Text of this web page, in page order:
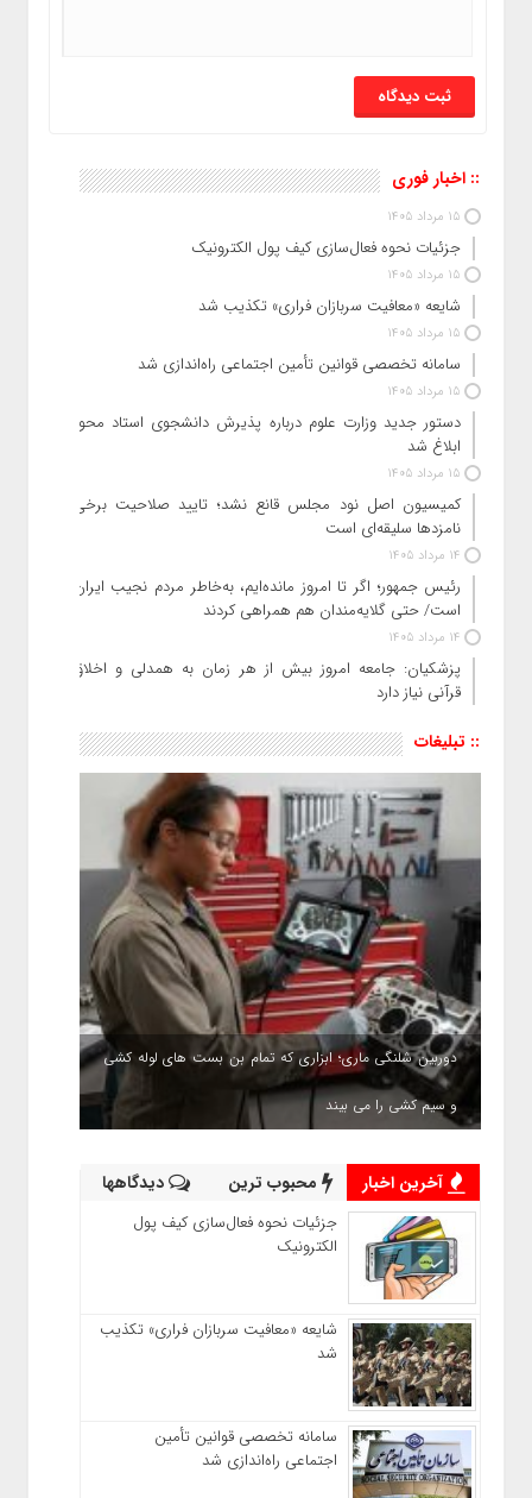
:: اخبار فوری
15 مرداد 1405
جزئیات نحوه فعال‌سازی کیف پول الکترونیک
15 مرداد 1405
شایعه «معافیت سربازان فراری» تکذیب شد
15 مرداد 1405
سامانه تخصصی قوانین تأمین اجتماعی راه‌اندازی شد
15 مرداد 1405
دستور جدید وزارت علوم درباره پذیرش دانشجوی استاد محور
ابلاغ شد
15 مرداد 1405
کمیسیون اصل نود مجلس قانع نشد؛ تایید صلاحیت برخی
نامزدها سلیقه‌ای است
14 مرداد 1405
رئیس‌ جمهور؛ اگر تا امروز مانده‌ایم، به‌خاطر مردم نجیب ایران
است/ حتی گلایه‌مندان هم همراهی کردند
14 مرداد 1405
پزشکیان: جامعه امروز بیش از هر زمان به همدلی و اخلاق
قرآنی نیاز دارد
:: تبلیغات
دوربین شلنگی ماری؛ ابزاری که تمام بن بست های لوله کشی
و سیم کشی را می بیند
آخرین اخبار محبوب ترین دیدگاهها
جزئیات نحوه فعال‌سازی کیف پول
الکترونیک
شایعه «معافیت سربازان فراری» تکذیب
شد
سامانه تخصصی قوانین تأمین
اجتماعی راه‌اندازی شد